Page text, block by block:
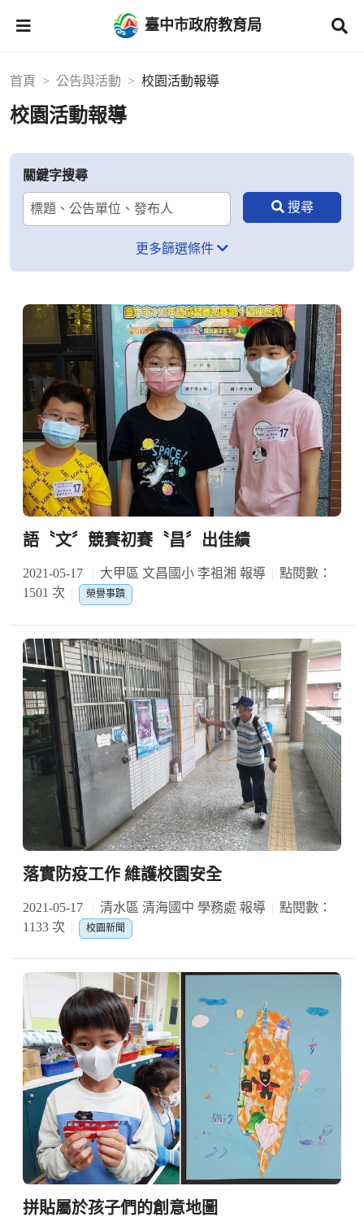
臺中市政府教育局
首頁 公告與活動 校園活動報導
校園活動報導
關鍵字搜尋
更多篩選條件
語〝文〞競賽初賽〝昌〞出佳績
2021-05-17 大甲區 文昌國小 李祖湘 報導
點閱數：
1501 次
榮譽事蹟
落實防疫工作 維護校園安全
2021-05-17 清水區 清海國中 學務處 報導
點閱數：
1133 次
校園新聞
拼貼屬於孩子們的創意地圖